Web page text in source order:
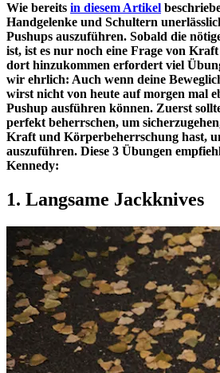
Wie bereits in diesem Artikel
Handgelenke und Schultern
Pushups auszuführen. Sobald die
ist, ist es nur noch eine Frage von
dort hinzukommen erfordert viel
wir ehrlich: Auch wenn deine
wirst nicht von heute auf morgen mal
Pushup ausführen können. Zuerst
perfekt beherrschen, um
Kraft und Körperbeherrschung hast,
auszuführen. Diese 3 Übungen
Kennedy:
1. Langsame Jackknives